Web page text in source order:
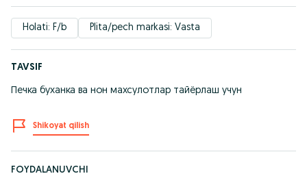
Holati: F/b Plita/pech markasi: Vasta
TAVSIF
Печка буханка ва нон махсулотлар тайёрлаш учун
Shikoyat qilish
FOYDALANUVCHI